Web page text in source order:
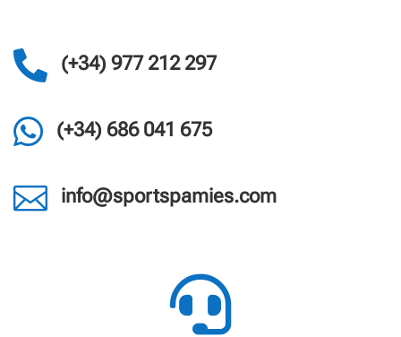
 (+34) 977 212 297
 (+34) 686 041 675
 info@sportspamies.com
